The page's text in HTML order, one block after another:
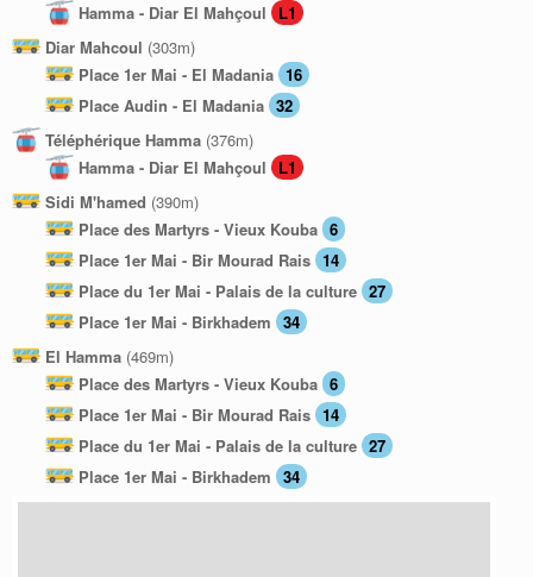
Hamma - Diar El Mahçoul
L1
Diar Mahcoul (303m)
Place 1er Mai - El Madania 16
Place Audin - El Madania 32
Téléphérique Hamma (376m)
Hamma - Diar El Mahçoul
L1
Sidi M'hamed (390m)
Place des Martyrs - Vieux Kouba 6
Place 1er Mai - Bir Mourad Rais 14
Place du 1er Mai - Palais de la culture 27
Place 1er Mai - Birkhadem 34
El Hamma (469m)
Place des Martyrs - Vieux Kouba 6
Place 1er Mai - Bir Mourad Rais 14
Place du 1er Mai - Palais de la culture 27
Place 1er Mai - Birkhadem 34